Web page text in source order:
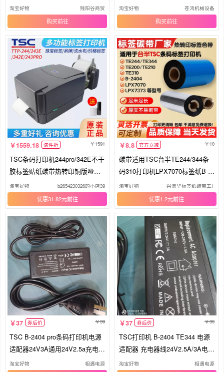
03E
淘宝好物 残阳谷商贸
购买
3B 3W
淘宝好物 苍鸿机械设备
购买
1559.18 满件折 1591
TSC条码打印机244pro/342E不干
胶标签贴纸碳带热转印铜版哑银
打印
淘宝好物 b2654230326的小店39
优惠31.82元
8.8 官方立减 10
碳带适用TSC台半TE244/344条
码310打印机LPX7070标签纸B-2
404色带
淘宝好物 兴浪华标签纸碳带工厂
优惠1.2元
37 券后价 39
TSC B-2404 pro条码打印机电源
适配器24V3A通用24V2.5a充电器
线
淘宝好物 相遇电源
37 券后价 39
TSC打印机 B-2404 TE344 电源
适配器 充电器线24V2.5A/3A电源
线
淘宝好物 相遇电源